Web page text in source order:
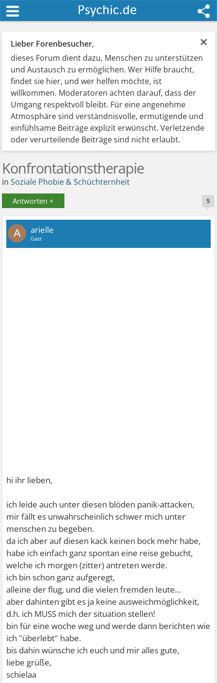
×
Lieber Forenbesucher,
dieses Forum dient dazu, Menschen zu unterstützen
und Austausch zu ermöglichen. Wer Hilfe braucht,
findet sie hier, und wer helfen möchte, ist
willkommen. Moderatoren achten darauf, dass der
Umgang respektvoll bleibt. Für eine angenehme
Atmosphäre sind verständnisvolle, ermutigende und
einfühlsame Beiträge explizit erwünscht. Verletzende
oder verurteilende Beiträge sind nicht erlaubt.
Konfrontationstherapie
inSoziale Phobie & Schüchternheit
Antworten + 5
A arielle
Gast
hi ihr lieben,
ich leide auch unter diesen blöden panik-attacken,
mir fällt es unwahrscheinlich schwer mich unter
menschen zu begeben.
da ich aber auf diesen kack keinen bock mehr habe,
habe ich einfach ganz spontan eine reise gebucht,
welche ich morgen (zitter) antreten werde.
ich bin schon ganz aufgeregt,
alleine der flug, und die vielen fremden leute...
aber dahinten gibt es ja keine ausweichmöglichkeit,
d.h. ich MUSS mich der situation stellen!
bin für eine woche weg und werde dann berichten wie
ich "überlebt" habe.
bis dahin wünsche ich euch und mir alles gute,
liebe grüße,
schielaa